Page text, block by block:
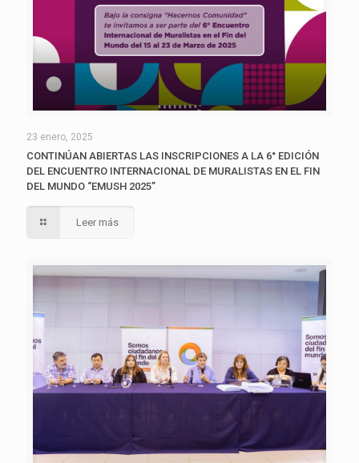
23 enero, 2025
CONTINÚAN ABIERTAS LAS INSCRIPCIONES A LA 6° EDICIÓN
DEL ENCUENTRO INTERNACIONAL DE MURALISTAS EN EL FIN
DEL MUNDO “EMUSH 2025”
Leer más